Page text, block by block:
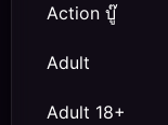
Action บู๊
Adult
Adult 18+